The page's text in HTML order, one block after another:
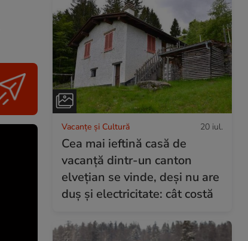
Vacanțe și Cultură 20 iul.
Cea mai ieftină casă de
vacanță dintr-un canton
elvețian se vinde, deși nu are
duș și electricitate: cât costă